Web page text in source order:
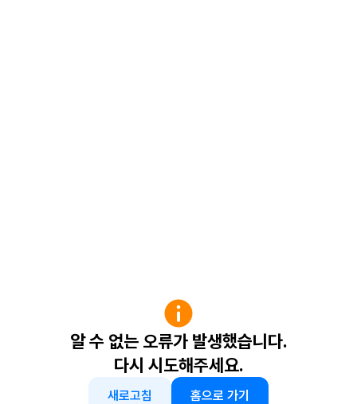
알 수 없는 오류가 발생했습니다.
다시 시도해주세요.
새로고침 홈으로 가기